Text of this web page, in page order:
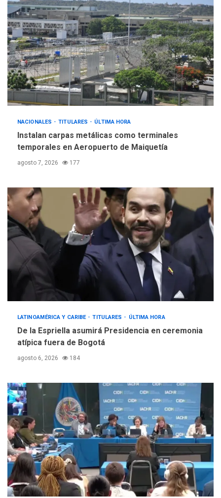
4
ÚLTIMA HORA
Gobierno y AN2015 en
nueva mesa de diálogo
INTERNACIONALES ÚLTIMA HORA
Hiroshima 81 años de la
debacle atómica. Japón
debate principios no
nucleares
NACIONALES TITULARES ÚLTIMA HORA
Instalan carpas metálicas como terminales
temporales en Aeropuerto de Maiquetía
agosto 7, 2026 177
LATINOAMÉRICA Y CARIBE TITULARES ÚLTIMA HORA
De la Espriella asumirá Presidencia en ceremonia
atípica fuera de Bogotá
agosto 6, 2026 184